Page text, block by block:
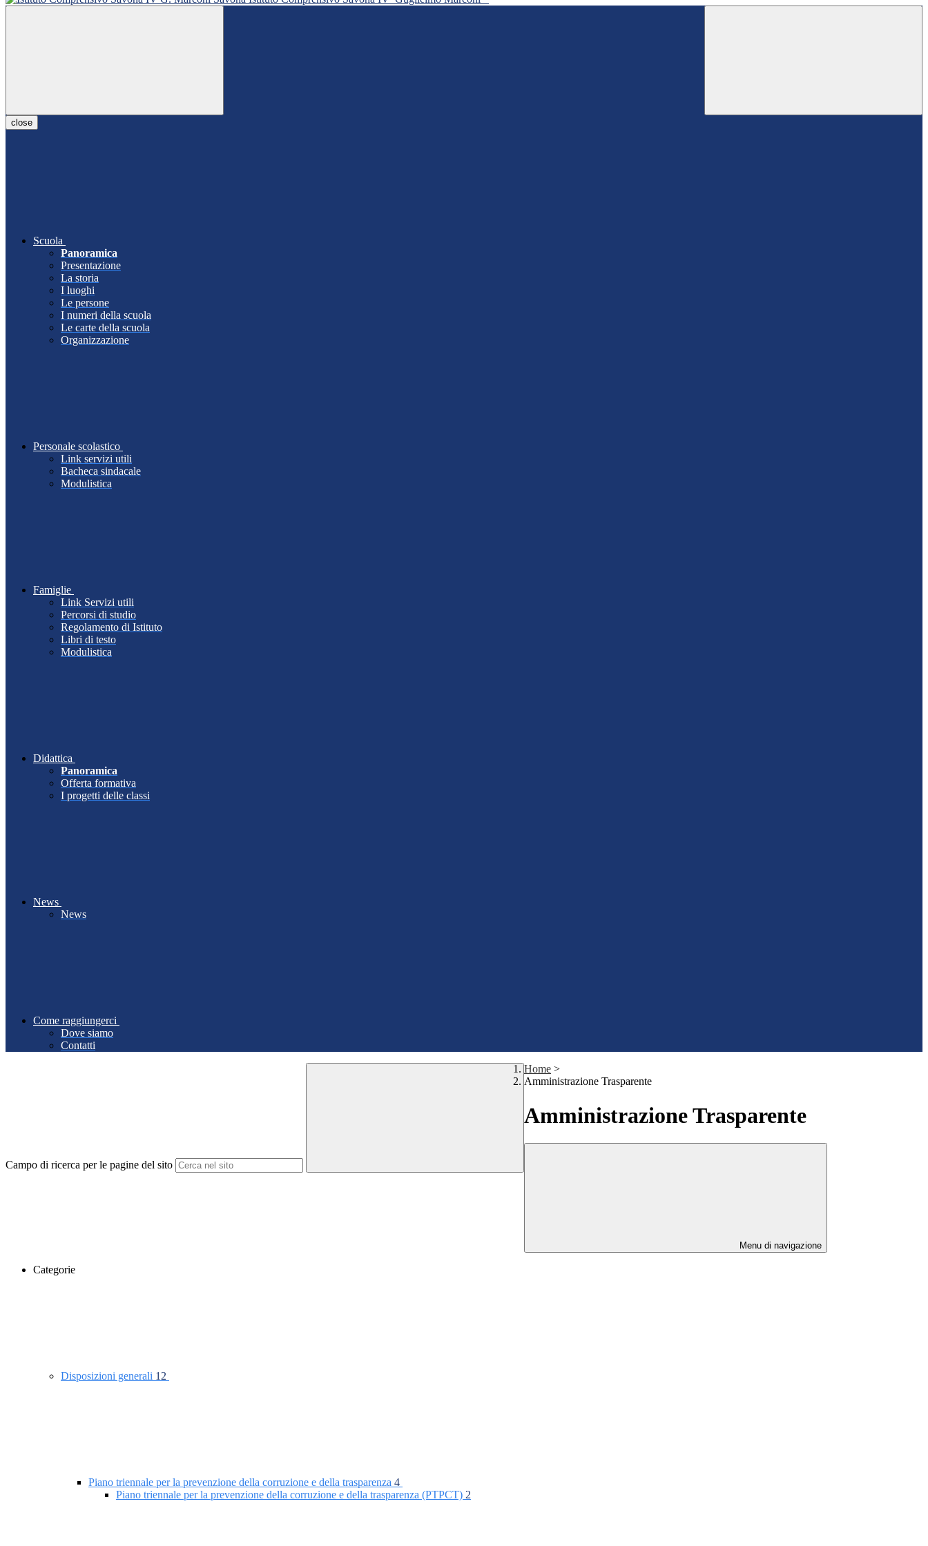
close
Scuola
Panoramica
Presentazione
La storia
I luoghi
Le persone
I numeri della scuola
Le carte della scuola
Organizzazione
Personale scolastico
Link servizi utili
Bacheca sindacale
Modulistica
Famiglie
Link Servizi utili
Percorsi di studio
Regolamento di Istituto
Libri di testo
Modulistica
Didattica
Panoramica
Offerta formativa
I progetti delle classi
News
News
Come raggiungerci
Dove siamo
Contatti
Campo di ricerca per le pagine del sito
Home >
Amministrazione Trasparente
Amministrazione Trasparente
Menu di navigazione
Categorie
Disposizioni generali 12
Piano triennale per la prevenzione della corruzione e della trasparenza 4
Piano triennale per la prevenzione della corruzione e della trasparenza (PTPCT) 2